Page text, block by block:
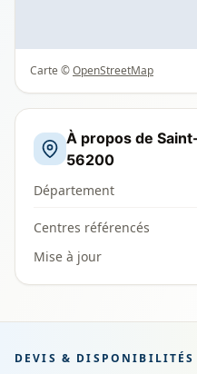
Carte ©OpenStreetMap
À propos de
56200
Département
Centres référencés
Mise à jour
DEVIS & DISPONIBILITÉS